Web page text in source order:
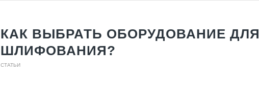
КАК ВЫБРАТЬ ОБОРУДОВАНИЕ ДЛЯ
ШЛИФОВАНИЯ?
СТАТЬИ